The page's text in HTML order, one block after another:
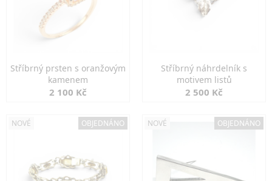
Stříbrný prsten s oranžovým
kamenem
2 100 Kč
Stříbrný náhrdelník s
motivem listů
2 500 Kč
NOVÉ OBJEDNÁNO NOVÉ OBJEDNÁNO